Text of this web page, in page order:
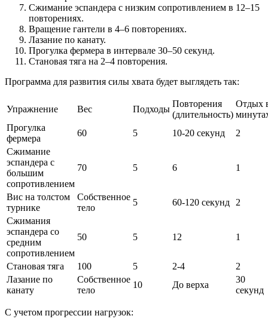
Сжимание эспандера с низким сопротивлением в 12–15
повторениях.
Вращение гантели в 4–6 повторениях.
Лазание по канату.
Прогулка фермера в интервале 30–50 секунд.
Становая тяга на 2–4 повторения.
Программа для развития силы хвата будет выглядеть так:
Упражнение Вес Подходы
Повторения
(длительность)
Отдых
Прогулка
фермера
60 5 10-20 секунд
2
Сжимание
эспандера с
большим
сопротивлением
70 5 6 1
Вис на толстом
турнике
Собственное
тело
5 60-120 секунд
2
Сжимания
эспандера со
средним
сопротивлением
50 5 12 1
Становая тяга 100 5 2-4
2
Лазание по
канату
Собственное
тело
10 До верха
30
секунд
С учетом прогрессии нагрузок: